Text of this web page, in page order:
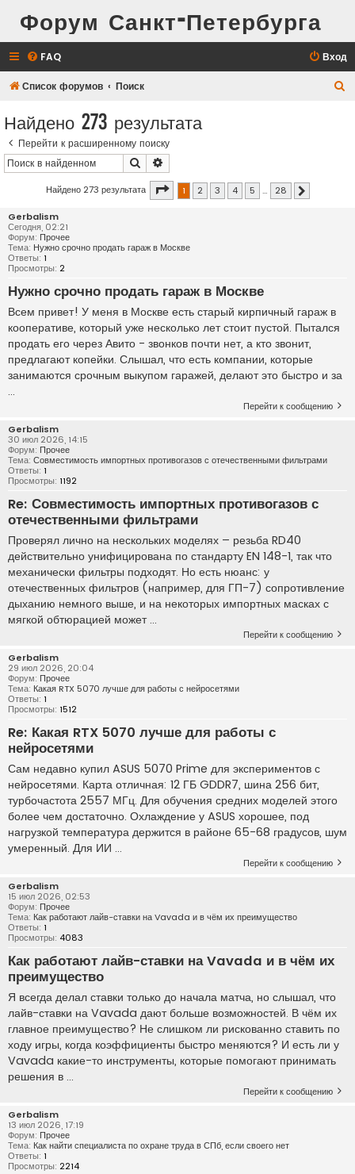
Форум Санкт-Петербурга
FAQ Вход
Список форумов Поиск
Найдено 273 результата
Перейти к расширенному поиску
Поиск
Найдено 273 результата Страница 1из 28
1 2 3 4 5 … 28
Gerbalism
Сегодня, 02:21
Форум: Прочее
Тема: Нужно срочно продать гараж в Москве
Ответы: 1
Просмотры: 2
Нужно срочно продать гараж в Москве
Всем привет! У меня в Москве есть старый кирпичный гараж в
кооперативе, который уже несколько лет стоит пустой. Пытался
продать его через Авито - звонков почти нет, а кто звонит,
предлагают копейки. Слышал, что есть компании, которые
занимаются срочным выкупом гаражей, делают это быстро и за
...
Перейти к сообщению
Gerbalism
30 июл 2026, 14:15
Форум: Прочее
Тема: Совместимость импортных противогазов с отечественными фильтрами
Ответы: 1
Просмотры: 1192
Re: Совместимость импортных противогазов с
отечественными фильтрами
Проверял лично на нескольких моделях – резьба RD40
действительно унифицирована по стандарту EN 148-1, так что
механически фильтры подходят. Но есть нюанс: у
отечественных фильтров (например, для ГП-7) сопротивление
дыханию немного выше, и на некоторых импортных масках с
мягкой обтюрацией может ...
Перейти к сообщению
Gerbalism
29 июл 2026, 20:04
Форум: Прочее
Тема: Какая RTX 5070 лучше для работы с нейросетями
Ответы: 1
Просмотры: 1512
Re: Какая RTX 5070 лучше для работы с
нейросетями
Сам недавно купил ASUS 5070 Prime для экспериментов с
нейросетями. Карта отличная: 12 ГБ GDDR7, шина 256 бит,
турбочастота 2557 МГц. Для обучения средних моделей этого
более чем достаточно. Охлаждение у ASUS хорошее, под
нагрузкой температура держится в районе 65-68 градусов, шум
умеренный. Для ИИ ...
Перейти к сообщению
Gerbalism
15 июл 2026, 02:53
Форум: Прочее
Тема: Как работают лайв-ставки на Vavada и в чём их преимущество
Ответы: 1
Просмотры: 4083
Как работают лайв-ставки на Vavada и в чём их
преимущество
Я всегда делал ставки только до начала матча, но слышал, что
лайв-ставки на Vavada дают больше возможностей. В чём их
главное преимущество? Не слишком ли рискованно ставить по
ходу игры, когда коэффициенты быстро меняются? И есть ли у
Vavada какие-то инструменты, которые помогают принимать
решения в ...
Перейти к сообщению
Gerbalism
13 июл 2026, 17:19
Форум: Прочее
Тема: Как найти специалиста по охране труда в СПб, если своего нет
Ответы: 1
Просмотры: 2214